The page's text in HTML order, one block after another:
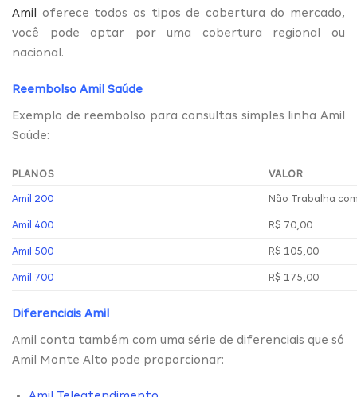
Amil oferece todos os tipos de cobertura do mercado,
você pode optar por uma cobertura regional ou
nacional.
Reembolso Amil Saúde
Exemplo de reembolso para consultas simples linha Amil
Saúde:
PLANOS VALOR
Amil 200 Não Trabalha
Amil 400 R$ 70,00
Amil 500 R$ 105,00
Amil 700 R$ 175,00
Diferenciais Amil
Amil conta também com uma série de diferenciais que só
Amil Monte Alto pode proporcionar: